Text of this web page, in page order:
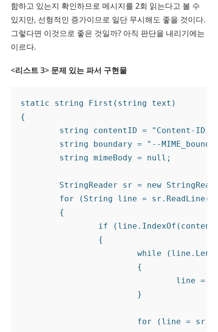
함하고 있는지 확인하므로 메시지를 2회 읽는다고 볼 수
있지만, 선형적인 증가이므로 일단 무시해도 좋을 것이다.
그렇다면 이것으로 좋은 것일까? 아직 판단을 내리기에는
이르다.
<리스트 3> 문제 있는 파서 구현물
static string First(string text)
{
			while (line.Length > 0) // MIME 헤더넘어가기